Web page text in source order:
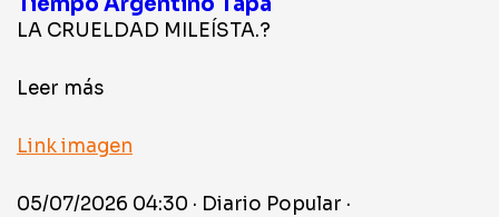
LA CRUELDAD MILEÍSTA.?
Leer más
Link imagen
05/07/2026 04:30 · Diario Popular ·